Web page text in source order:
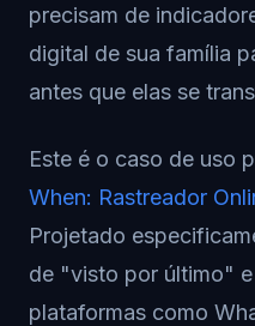
precisam de
digital de sua família
antes que elas se
Este é o caso de uso
When: Rastreador
Projetado
de "visto por último"
plataformas como